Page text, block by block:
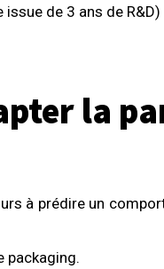
de 3 ans de R&D)
la
à prédire un
packaging.